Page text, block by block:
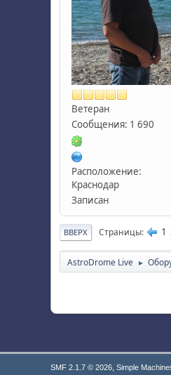
Ветеран
Сообщения: 1 690
Расположение:
Краснодар
Записан
ВВЕРХ Страницы 1
AstroDrome Live ►
SMF 2.1.7 © 2026, Simple